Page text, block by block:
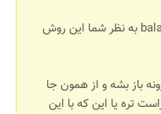
با این اینترنت آبکی و فیلترینگ balatarin به نظر شما این روش
باز بشه و از همون جا
تره یا این که با این